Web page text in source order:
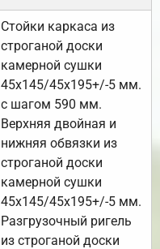
Стойки каркаса из
строганой доски
камерной сушки
45х145/45х195+/-5 мм.
с шагом 590 мм.
Верхняя двойная и
нижняя обвязки из
строганой доски
камерной сушки
45х145/45х195+/-5 мм.
Разгрузочный ригель
из строганой доски